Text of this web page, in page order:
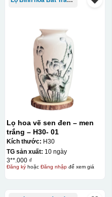
Lọ hoa vẽ sen đen – men
trắng – H30- 01
Kích thước: H30
TG sản xuất: 10 ngày
3**.000 ₫
Đăng kýhoặc Đăng nhậpđể xem giá